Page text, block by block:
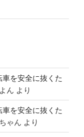
を安全に抜くた
ん より
を安全に抜くた
ゃん より